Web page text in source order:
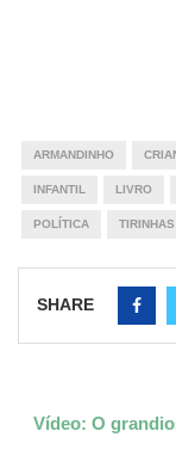
ARMANDINHO
INFANTIL LIVRO
POLÍTICA TIRINHAS
SHARE
Vídeo: O